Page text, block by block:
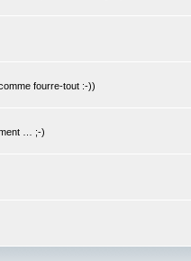
fourre-tout :-))
… ;-)